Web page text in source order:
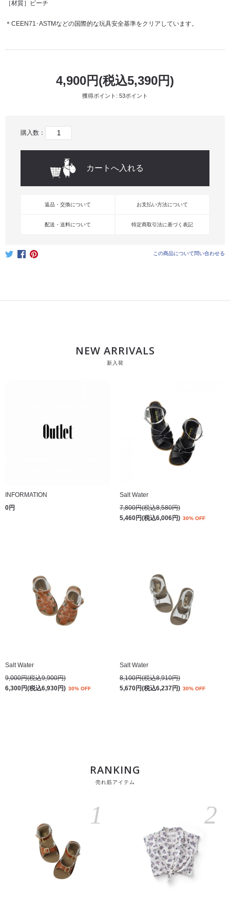
［材質］ビーチ
＊CEEN71･ASTMなどの国際的な玩具安全基準をクリアしています。
4,900円(税込5,390円)
獲得ポイント: 53ポイント
購入数：
返品・交換について お支払い方法について
配送・送料について 特定商取引法に基づく表記
この商品について問い合わせる
NEW ARRIVALS
新入荷
INFORMATION
0円
Salt Water
7,800円(税込8,580円)
5,460円(税込6,006円) 30% OFF
Salt Water
9,000円(税込9,900円)
6,300円(税込6,930円) 30% OFF
Salt Water
8,100円(税込8,910円)
5,670円(税込6,237円) 30% OFF
RANKING
売れ筋アイテム
1 2